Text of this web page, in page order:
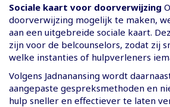
Sociale kaart voor doorverwijzing
doorverwijzing mogelijk te maken,
aan een uitgebreide sociale kaart.
zijn voor de belcounselors, zodat zij
welke instanties of hulpverleners
Volgens Jadnanansing wordt
aangepaste gespreksmethoden en
hulp sneller en effectiever te laten